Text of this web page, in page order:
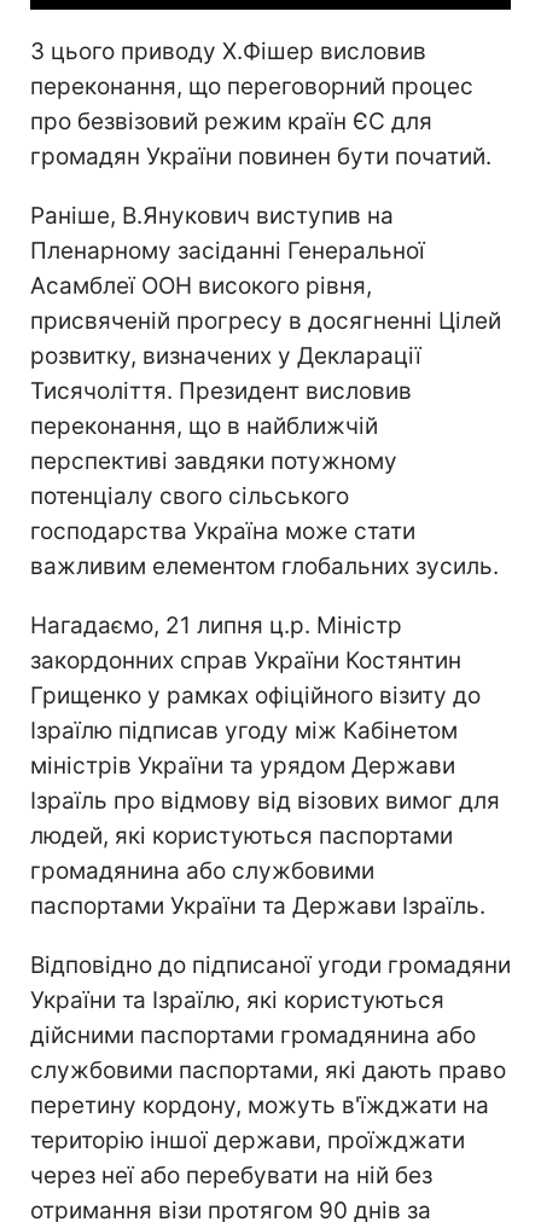
З цього приводу Х.Фішер висловив
переконання, що переговорний процес
про безвізовий режим країн ЄС для
громадян України повинен бути початий.
Раніше, В.Янукович виступив на
Пленарному засіданні Генеральної
Асамблеї ООН високого рівня,
присвяченій прогресу в досягненні Цілей
розвитку, визначених у Декларації
Тисячоліття. Президент висловив
переконання, що в найближчій
перспективі завдяки потужному
потенціалу свого сільського
господарства Україна може стати
важливим елементом глобальних зусиль.
Нагадаємо, 21 липня ц.р. Міністр
закордонних справ України Костянтин
Грищенко у рамках офіційного візиту до
Ізраїлю підписав угоду між Кабінетом
міністрів України та урядом Держави
Ізраїль про відмову від візових вимог для
людей, які користуються паспортами
громадянина або службовими
паспортами України та Держави Ізраїль.
Відповідно до підписаної угоди громадяни
України та Ізраїлю, які користуються
дійсними паспортами громадянина або
службовими паспортами, які дають право
перетину кордону, можуть в'їжджати на
територію іншої держави, проїжджати
через неї або перебувати на ній без
отримання візи протягом 90 днів за